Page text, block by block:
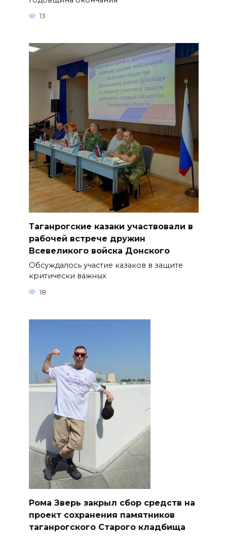
13
Таганрогские казаки участвовали в
рабочей встрече дружин
Всевеликого войска Донского
Обсуждалось участие казаков в защите
критически важных
18
Рома Зверь закрыл сбор средств на
проект сохранения памятников
таганрогского Старого кладбища